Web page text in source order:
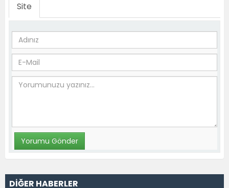
Site
DİĞER HABERLER